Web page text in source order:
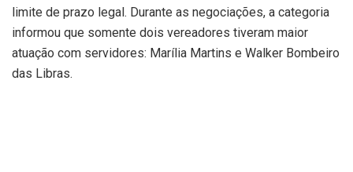
limite de prazo legal. Durante as negociações, a categoria
informou que somente dois vereadores tiveram maior
atuação com servidores: Marília Martins e Walker Bombeiro
das Libras.